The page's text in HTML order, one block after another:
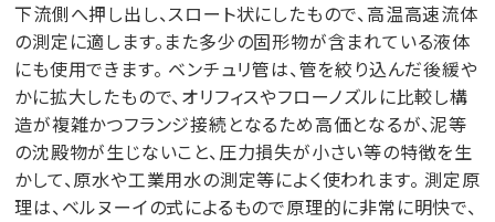
下流側へ押し出し、スロート状にしたもので、高温高速流体
の測定に適します。また多少の固形物が含まれている液体
にも使用できます。 ベンチュリ管は、管を絞り込んだ後緩や
かに拡大したもので、オリフィスやフローノズルに比較し構
造が複雑かつフランジ接続となるため高価となるが、泥等
の沈殿物が生じないこと、圧力損失が小さい等の特徴を生
かして、原水や工業用水の測定等によく使われます。 測定原
理は、ベルヌーイの式によるもので原理的に非常に明快で、